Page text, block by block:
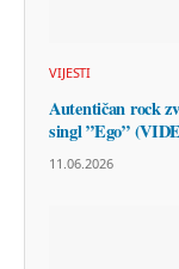
VIJESTI
Autentičan rock
singl ”Ego”
11.06.2026